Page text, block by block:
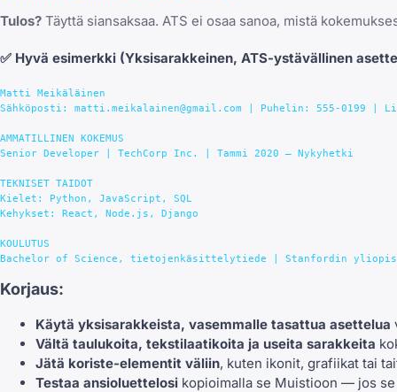
Tulos? Täyttä siansaksaa. ATS ei osaa sanoa, mistä
✅ Hyvä esimerkki (Yksisarakkeinen, ATS-ystävällinen
Matti Meikäläinen
Sähköposti: matti.meikalainen@gmail.com | Puhelin: 555-0199 |
AMMATILLINEN KOKEMUS
Senior Developer | TechCorp Inc. | Tammi 2020 – Nykyhetki
TEKNISET TAIDOT
Kielet: Python, JavaScript, SQL
Kehykset: React, Node.js, Django
KOULUTUS
Korjaus:
Käytä yksisarakkeista, vasemmalle tasattua asettelua
Vältä taulukoita, tekstilaatikoita ja useita sarakkeita
Jätä koriste-elementit väliin, kuten ikonit, grafiikat tai
Testaa ansioluettelosi kopioimalla se Muistioon — jos